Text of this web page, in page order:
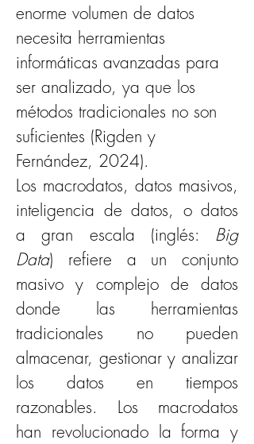
enorme volumen de datos
necesita herramientas
informáticas avanzadas para
ser analizado, ya que los
métodos tradicionales no son
suficientes (Rigden y
Fernández, 2024).
Los macrodatos, datos masivos,
inteligencia de datos, o datos
a gran escala (inglés: Big
Data) refiere a un conjunto
masivo y complejo de datos
donde las herramientas
tradicionales no pueden
almacenar, gestionar y analizar
los datos en tiempos
razonables. Los macrodatos
han revolucionado la forma y